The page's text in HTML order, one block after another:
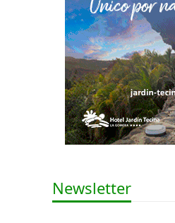
Newsletter